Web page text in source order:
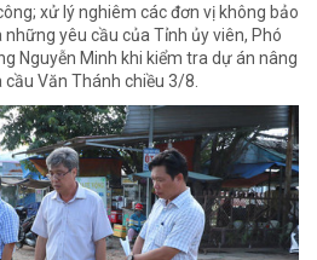
xử lý nghiêm các đơn vị không bảo
yêu cầu của Tỉnh ủy viên, Phó
Nguyễn Minh khi kiểm tra dự án nâng
Văn Thánh chiều 3/8.